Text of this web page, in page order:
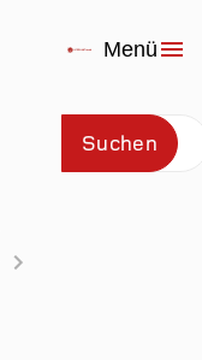
Menü
Suchen